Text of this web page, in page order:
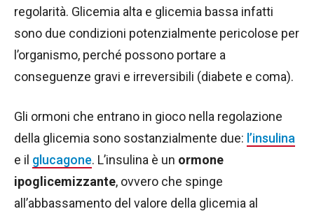
regolarità. Glicemia alta e glicemia bassa infatti
sono due condizioni potenzialmente pericolose per
l’organismo, perché possono portare a
conseguenze gravi e irreversibili (diabete e coma).
Gli ormoni che entrano in gioco nella regolazione
della glicemia sono sostanzialmente due: l’insulina
e il glucagone. L’insulina è un ormone
ipoglicemizzante, ovvero che spinge
all’abbassamento del valore della glicemia al